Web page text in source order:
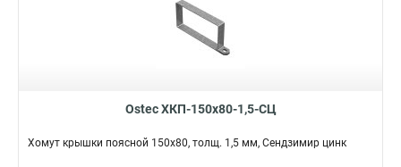
Ostec ХКП-150х80-1,5-СЦ
Хомут крышки поясной 150х80, толщ. 1,5 мм, Сендзимир цинк